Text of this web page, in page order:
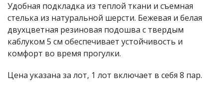
Удобная подкладка из теплой ткани и съемная
стелька из натуральной шерсти. Бежевая и белая
двухцветная резиновая подошва с твердым
каблуком 5 см обеспечивает устойчивость и
комфорт во время прогулки.
Цена указана за лот, 1 лот включает в себя 8 пар.